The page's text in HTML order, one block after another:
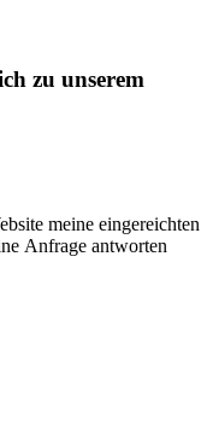
zu unserem
meine eingereichten
Anfrage antworten